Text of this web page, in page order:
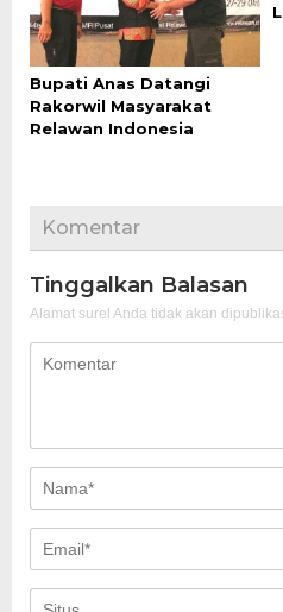
Bupati Anas Datangi
Rakorwil Masyarakat
Relawan Indonesia
Komentar
Tinggalkan Balasan
Alamat surel Anda tidak akan